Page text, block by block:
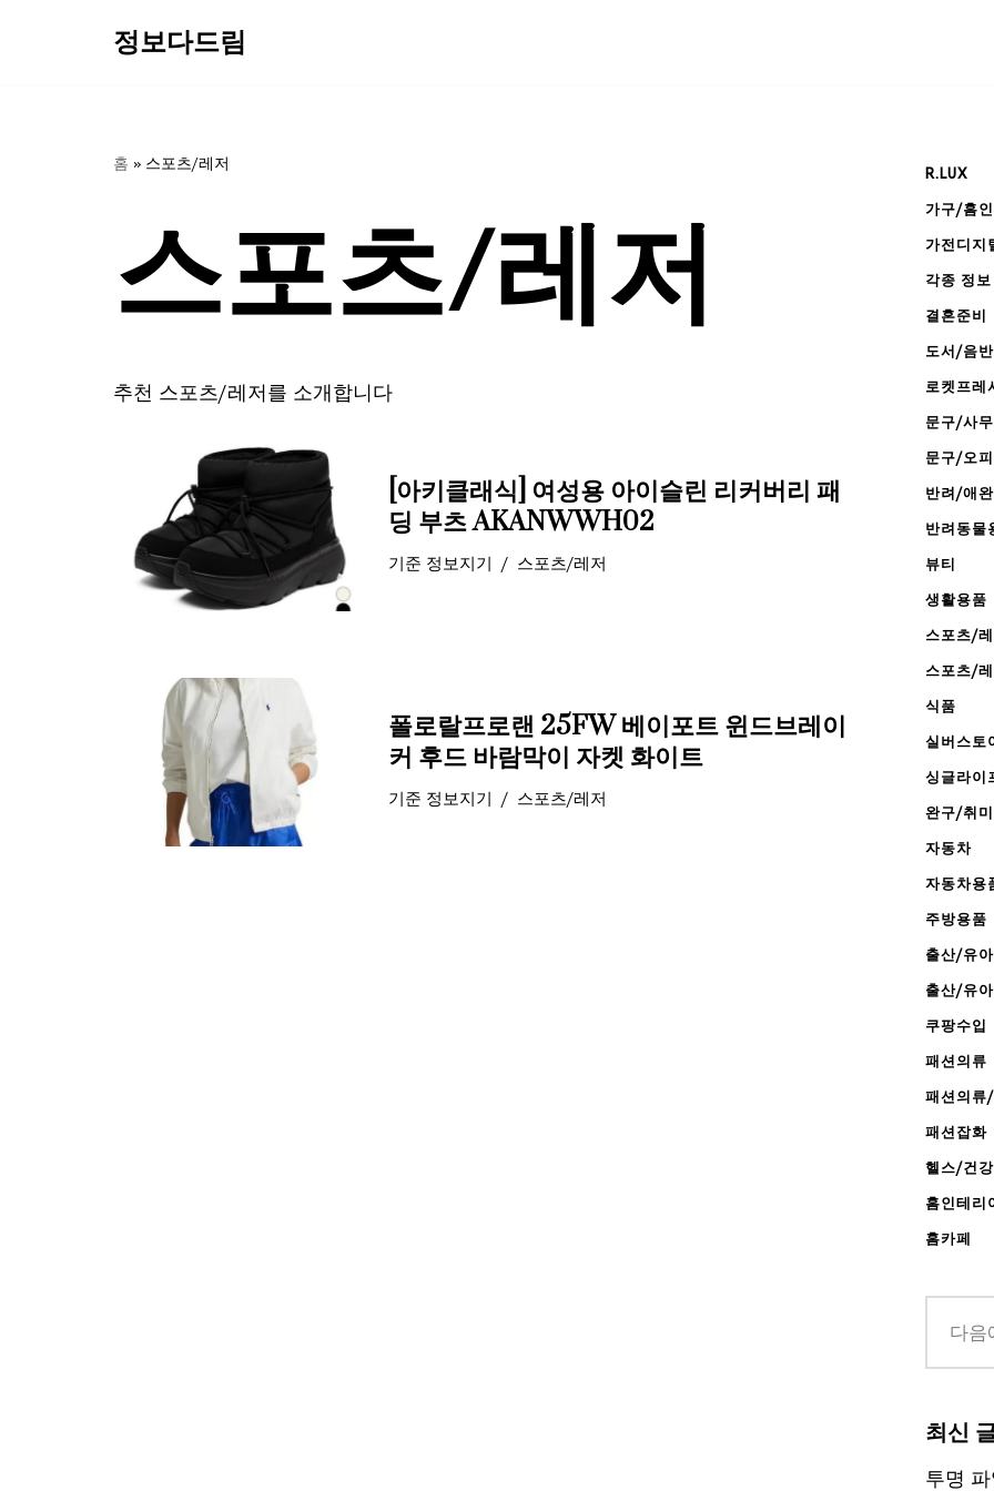
정보다드림
홈 » 스포츠/레저
스포츠/레저
추천 스포츠/레저를 소개합니다
[아키클래식] 여성용 아이슬린 리커버리 패
딩 부츠 AKANWWH02
기준 정보지기 스포츠/레저
폴로랄프로랜 25FW 베이포트 윈드브레이
커 후드 바람막이 자켓 화이트
기준 정보지기 스포츠/레저
R.LUX
가구/홈
가전디지
각종 정보
결혼준비
도서/음반
로켓프레
문구/사
문구/오
반려/애
반려동물
뷰티
생활용품
스포츠/
스포츠/
식품
실버스토
싱글라이
완구/취미
자동차
자동차용
주방용품
출산/유아
출산/유
쿠팡수입
패션의류
패션의류
패션잡화
헬스/건
홈인테리
홈카페
최신
투명